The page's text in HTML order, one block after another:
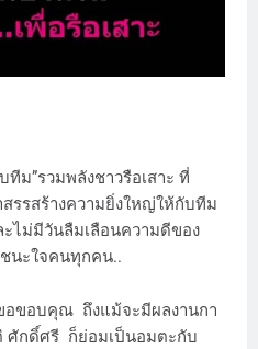
ม”รวมพลังชาวรือเสาะ ที่
รรสร้างความยิ่งใหญ่ให้กับทีม
ไม่มีวันลืมเลือนความดีของ
นะใจคนทุกคน..
ขอบคุณ ถึงแม้จะมีผลงานกา
ศักดิ์ศรี ก็ย่อมเป็นอมตะกับ